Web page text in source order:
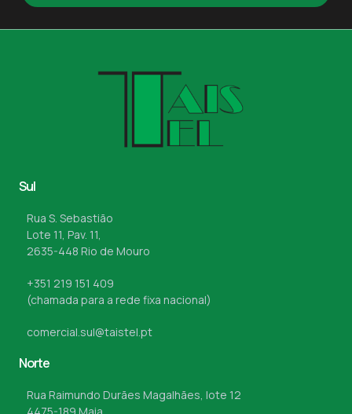
Sul
Rua S. Sebastião
Lote 11, Pav. 11,
2635-448 Rio de Mouro
+351 219 151 409
(chamada para a rede fixa nacional)
comercial.sul@taistel.pt
Norte
Rua Raimundo Durães Magalhães, lote 12